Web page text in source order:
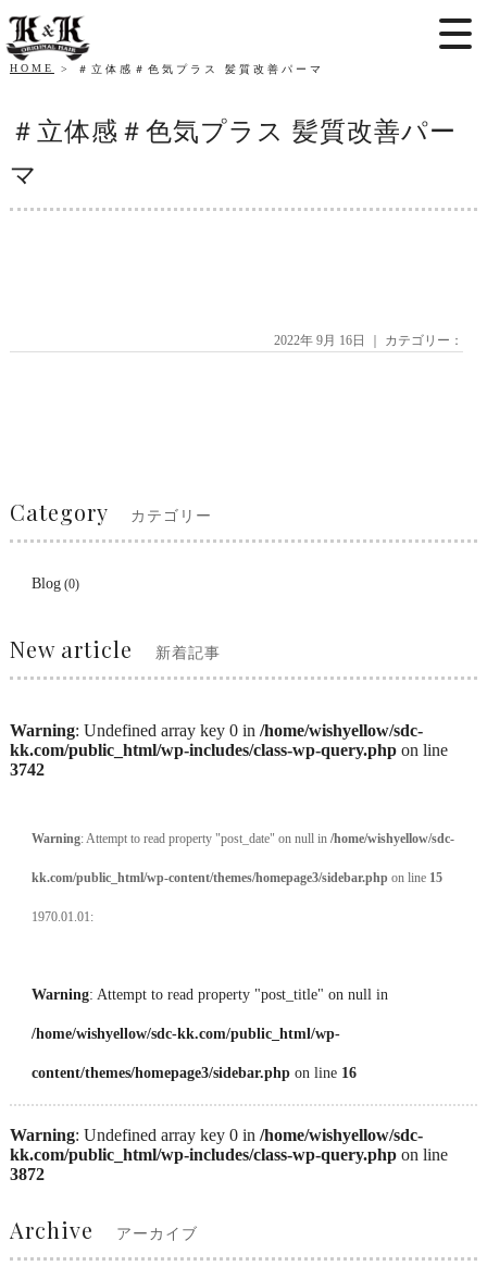
HOME ＃立体感＃色気プラス 髪質改善パーマ
＃立体感＃色気プラス 髪質改善パー
マ
2022年 9月 16日 ｜ カテゴリー：
Category カテゴリー
Blog(0)
New article 新着記事
Warning: Undefined array key 0 in /home/wishyellow/sdc-
kk.com/public_html/wp-includes/class-wp-query.phpon line
3742
Warning: Attempt to read property "post_date" on null in /home/wishyellow/sdc-
kk.com/public_html/wp-content/themes/homepage3/sidebar.php on line 15
1970.01.01:
Warning: Attempt to read property "post_title" on null in
/home/wishyellow/sdc-kk.com/public_html/wp-
content/themes/homepage3/sidebar.phpon line 16
Warning: Undefined array key 0 in /home/wishyellow/sdc-
kk.com/public_html/wp-includes/class-wp-query.phpon line
3872
Archive アーカイブ